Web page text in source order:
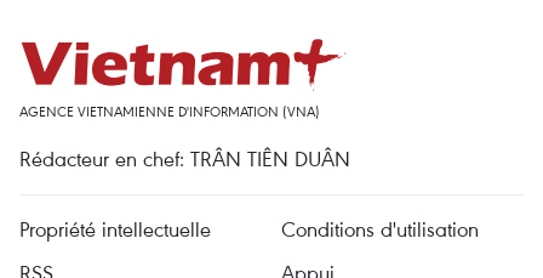
AGENCE VIETNAMIENNE D'INFORMATION (VNA)
Rédacteur en chef: TRÂN TIÊN DUÂN
Propriété intellectuelle
Conditions d'utilisation
RSS
Appui